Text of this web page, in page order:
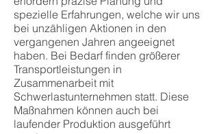
spezielle Erfahrungen, welche wir uns
bei unzähligen Aktionen in den
vergangenen Jahren angeeignet
haben. Bei Bedarf finden größerer
Transportleistungen in
Zusammenarbeit mit
Schwerlastunternehmen statt. Diese
Maßnahmen können auch bei
laufender Produktion ausgeführt